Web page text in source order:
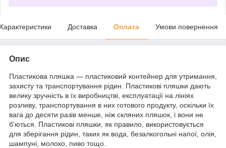
Доставка Оплата Умови повернення
Опис
Пластикова пляшка — пластиковий контейнер для утримання,
захисту та транспортування рідин. Пластикові пляшки дають
велику зручність в їх виробництві, експлуатації на лініях
розливу, транспортування в них готового продукту, оскільки їх
вага до десяти разів менше, ніж скляних пляшок, і вони не
б'ються. Пластикові пляшки, як правило, використовується
для зберігання рідин, таких як вода, безалкогольні напої, олія,
шампуні, молоко, пиво тощо.